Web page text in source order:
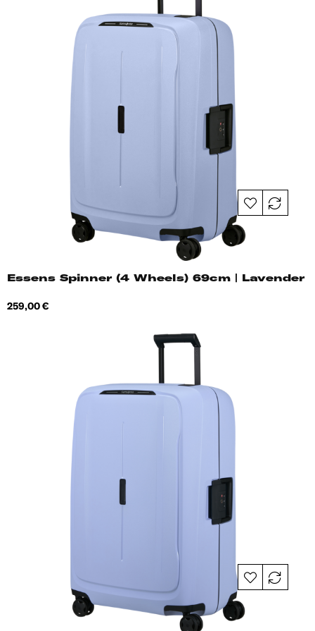
Essens Spinner (4 Wheels) 69cm | Lavender
Hind
259,00 €